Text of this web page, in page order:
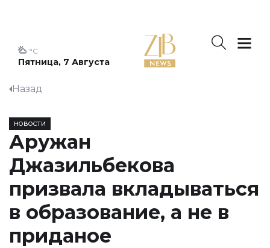
Пятница, 7 Августа
°C
Назад
НОВОСТИ
Аружан
Джазильбекова
призвала вкладываться
в образование, а не в
приданое